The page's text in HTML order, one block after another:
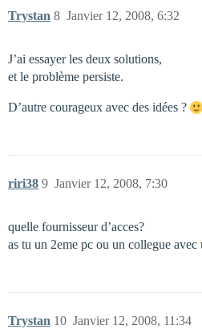
Trystan Janvier 12, 2008, 6:32
8
J’ai essayer les deux solutions,
et le problème persiste.
D’autre courageux avec des idées ?
riri38 Janvier 12, 2008, 7:30
9
quelle fournisseur d’acces?
as tu un 2eme pc ou un collegue
Trystan Janvier 12, 2008, 11:34
10